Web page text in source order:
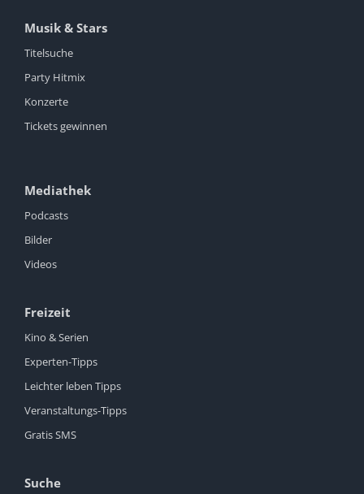
Musik & Stars
Titelsuche
Party Hitmix
Konzerte
Tickets gewinnen
Mediathek
Podcasts
Bilder
Videos
Freizeit
Kino & Serien
Experten-Tipps
Leichter leben Tipps
Veranstaltungs-Tipps
Gratis SMS
Suche